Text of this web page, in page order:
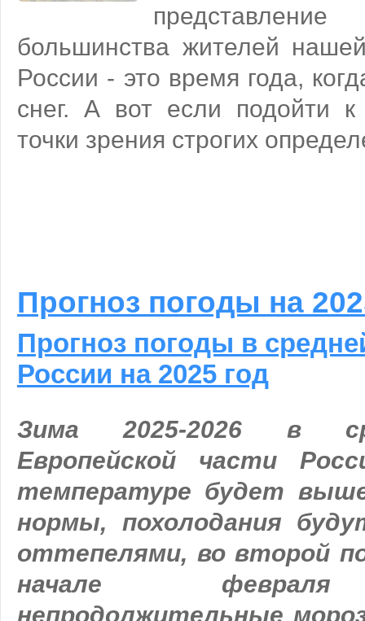
большинства жителей
России - это время года,
снег. А вот если подойти
точки зрения строгих
Прогноз погоды на
Прогноз погоды в
России на 2025 год
Зима 2025-2026 в
Европейской части
температуре будет
нормы, похолодания
оттепелями, во второй
начале
непродолжительные